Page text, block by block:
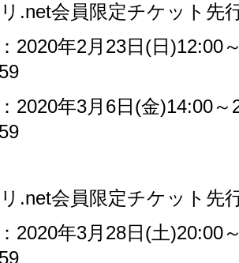
.net会員限定チケット先
2020年2月 23日 (日 )12:00
2020年3月 6日 (金)14:00～
.net会員限定チケット先
2020年3月 28日 (土)20:00